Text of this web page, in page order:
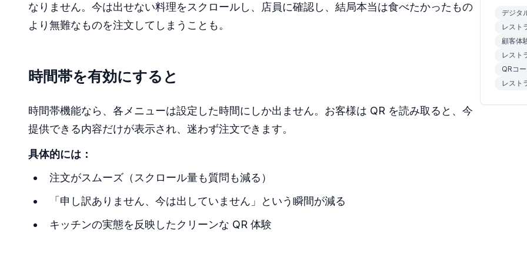
なりません。今は出せない料理をスクロールし、店員に確認し、結局本当は食べたかったもの
より無難なものを注文してしまうことも。
時間帯を有効にすると
時間帯機能なら、各メニューは設定した時間にしか出ません。お客様は QR を読み取ると、今
提供できる内容だけが表示され、迷わず注文できます。
具体的には：
注文がスムーズ（スクロール量も質問も減る）
「申し訳ありません、今は出していません」という瞬間が減る
キッチンの実態を反映したクリーンな QR 体験
デジタ
レスト
顧客体
レスト
QRコ
レスト